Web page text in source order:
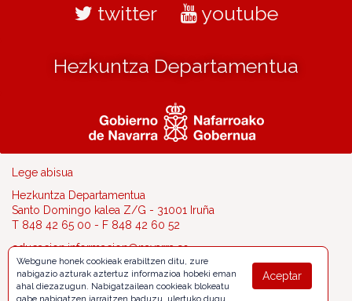
twitter youtube
Hezkuntza Departamentua
Lege abisua
Hezkuntza Departamentua
Santo Domingo kalea Z/G - 31001 Iruña
T 848 42 65 00 - F 848 42 60 52
educacion.informacion@navarra.es
Aceptar
Webgune honek cookieak erabiltzen ditu, zure
nabigazio azturak aztertuz informazioa hobeki eman
ahal diezazugun. Nabigatzailean cookieak blokeatu
gabe nabigatzen jarraitzen baduzu, ulertuko dugu